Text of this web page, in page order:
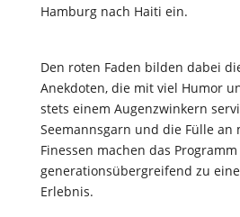
Hamburg nach Haiti ein.
Den roten Faden bilden dabei
Anekdoten, die mit viel Humor
stets einem Augenzwinkern
Seemannsgarn und die Fülle an
Finessen machen das Programm
generationsübergreifend zu
Erlebnis.